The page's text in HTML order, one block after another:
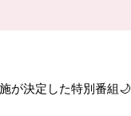
が決定した特別番組🌙